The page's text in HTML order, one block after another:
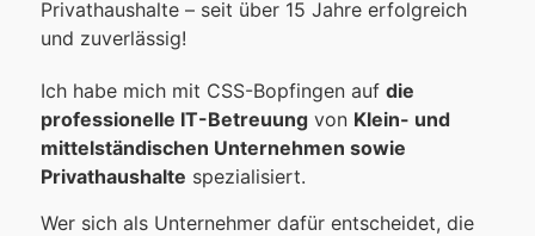
Privathaushalte – seit über 15 Jahre erfolgreich
und zuverlässig!
Ich habe mich mit CSS-Bopfingen auf die
professionelle IT-Betreuung von Klein- und
mittelständischen Unternehmen sowie
Privathaushalte spezialisiert.
Wer sich als Unternehmer dafür entscheidet, die